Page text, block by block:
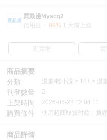
買動漫Myacg2
信用度：
99% 1 天前上線
逛賣場
商品摘要
分類
漫畫/輕小說 > 18+ > 漫畫
刊登數量 2
上架時間 2026-05-28 12:04:11
購買條件 使用超商取貨付款：負
商品詳情